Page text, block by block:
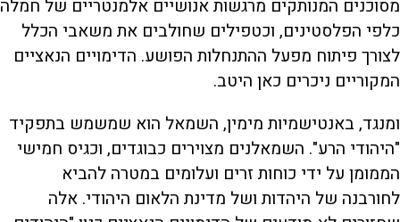
מסוכנים המנותקים מרגשות אנושיים אלמנטריים של חמלה
כלפי הפלסטינים, וכטפילים שחולבים את משאבי הכלל
לצורך פיתוח מפעל ההתנחלות הפושע. הדימויים הנאציים
המקוריים ניכרים כאן היטב.
ומנגד, באנטישמיות מימין, השמאל הוא שמשמש בתפקיד
"היהודי הרע". השמאלנים מצוירים כבוגדים, וכגיס חמישי
הממומן על ידי כוחות זרים ועלומים במטרה להביא
לחורבנה של היהדות ושל מדינת הלאום היהודי. אלה